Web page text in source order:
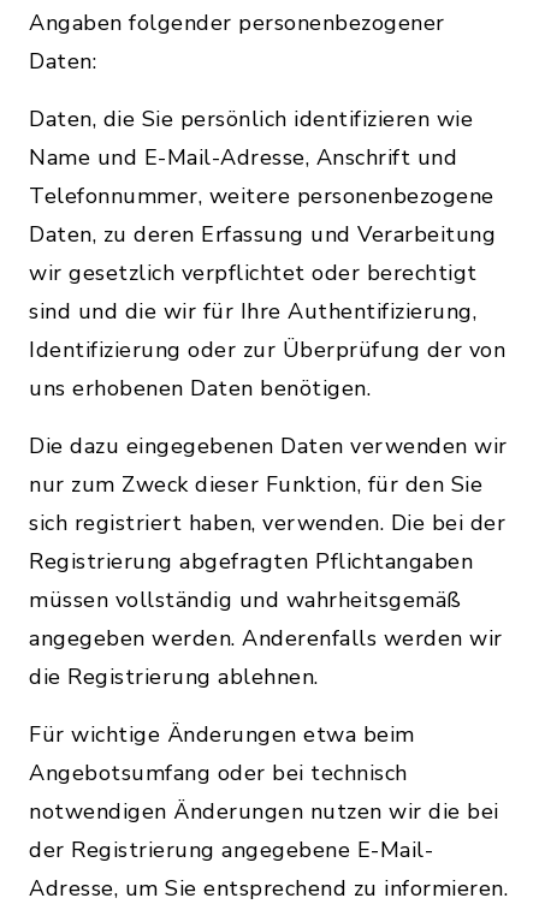
Angaben folgender personenbezogener
Daten:
Daten, die Sie persönlich identifizieren wie
Name und E-Mail-Adresse, Anschrift und
Telefonnummer, weitere personenbezogene
Daten, zu deren Erfassung und Verarbeitung
wir gesetzlich verpflichtet oder berechtigt
sind und die wir für Ihre Authentifizierung,
Identifizierung oder zur Überprüfung der von
uns erhobenen Daten benötigen.
Die dazu eingegebenen Daten verwenden wir
nur zum Zweck dieser Funktion, für den Sie
sich registriert haben, verwenden. Die bei der
Registrierung abgefragten Pflichtangaben
müssen vollständig und wahrheitsgemäß
angegeben werden. Anderenfalls werden wir
die Registrierung ablehnen.
Für wichtige Änderungen etwa beim
Angebotsumfang oder bei technisch
notwendigen Änderungen nutzen wir die bei
der Registrierung angegebene E-Mail-
Adresse, um Sie entsprechend zu informieren.